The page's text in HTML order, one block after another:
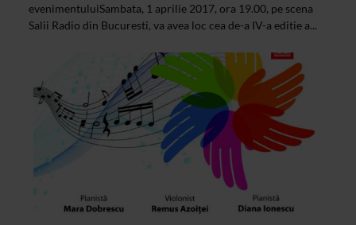
evenimentuluiSambata, 1 aprilie 2017, ora 19.00, pe scena
Salii Radio din Bucuresti, va avea loc cea de-a IV-a editie a...